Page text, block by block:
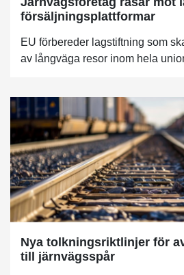
försäljningsplattformar
EU förbereder lagstiftning som
av långväga resor inom hela
Nya tolkningsriktlinjer för
till järnvägsspår